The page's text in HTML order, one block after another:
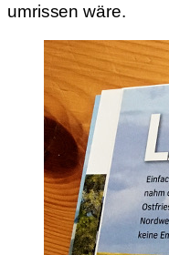
umrissen wäre.